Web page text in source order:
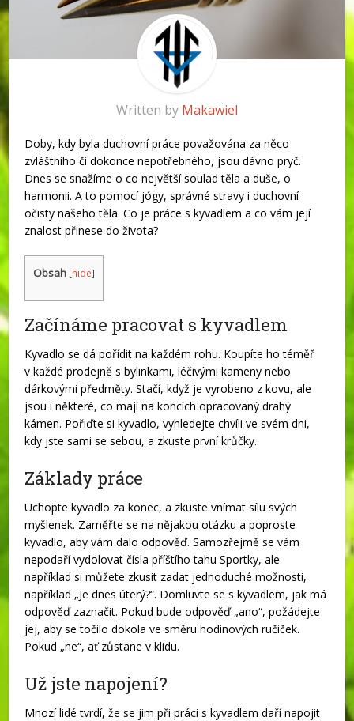
Written by Makawiel
Doby, kdy byla duchovní práce považována za něco
zvláštního či dokonce nepotřebného, jsou dávno pryč.
Dnes se snažíme o co největší soulad těla a duše, o
harmonii. A to pomocí jógy, správné stravy i duchovní
očisty našeho těla. Co je práce s kyvadlem a co vám její
znalost přinese do života?
Obsah [hide]
Začínáme pracovat s kyvadlem
Kyvadlo se dá pořídit na každém rohu. Koupíte ho téměř
v každé prodejně s bylinkami, léčivými kameny nebo
dárkovými předměty. Stačí, když je vyrobeno z kovu, ale
jsou i některé, co mají na koncích opracovaný drahý
kámen. Pořiďte si kyvadlo, vyhledejte chvíli ve svém dni,
kdy jste sami se sebou, a zkuste první krůčky.
Základy práce
Uchopte kyvadlo za konec, a zkuste vnímat sílu svých
myšlenek. Zaměřte se na nějakou otázku a poproste
kyvadlo, aby vám dalo odpověď. Samozřejmě se vám
nepodaří vydolovat čísla příštího tahu Sportky, ale
například si můžete zkusit zadat jednoduché možnosti,
například „Je dnes úterý?“. Domluvte se s kyvadlem, jak má
odpověď zaznačit. Pokud bude odpověď „ano“, požádejte
jej, aby se točilo dokola ve směru hodinových ručiček.
Pokud „ne“, ať zůstane v klidu.
Už jste napojení?
Mnozí lidé tvrdí, že se jim při práci s kyvadlem daří napojit